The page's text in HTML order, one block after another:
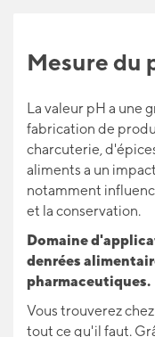
Mesure du
La valeur pH a une
fabrication de
charcuterie,
aliments a un
notamment
et la conservation.
Domaine
denrées
pharmaceutiques.
Vous trouverez
tout ce qu'il faut.